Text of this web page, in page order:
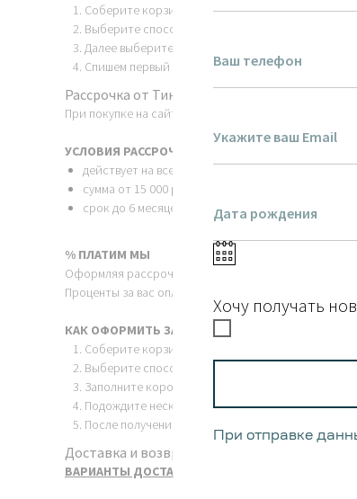
Соберите корзину на общую сумму от 1 500 до
Выберите способ оплаты "Банковской картой
Далее выберите кнопку «Подели - оплата по
Спишем первый платёж и отправим вам заказ.
Рассрочка от Тинькофф
При покупке на сайте вы можете оформить
УСЛОВИЯ РАССРОЧКИ
действует на все товары
сумма от 15 000 рублей
срок до 6 месяцев
% ПЛАТИМ МЫ
Оформляя рассрочку вы не переплачиваете.
Проценты за вас оплатили мы.
КАК ОФОРМИТЬ ЗАКАЗ
Соберите корзину на общую сумму от 15 000 руб.
Выберите способ оплаты «Рассрочка от
Заполните короткую форму для одобрения
Подождите несколько минут и получите ответ
После получения вашей одобренной заявки мы
Доставка и возврат
ВАРИАНТЫ ДОСТАВКИ
Хочу получать
При отправке